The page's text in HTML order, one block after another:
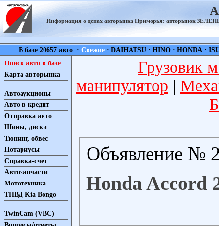
Информация о ценах авторынка Приморья: авторынок
В базе 20657 авто ·Свежие ·DAIHATSU ·HINO ·HONDA ·
Поиск авто в базе
Карта авторынка
Автоаукционы
Авто в кредит
Отправка авто
Шины, диски
Тюнинг, обвес
Нотариусы
Справка-счет
Автозапчасти
Мототехника
ТНВД Kia Bongo
TwinCam (VBC)
Грузовик
манипулятор |
Объявление №
Honda Accord